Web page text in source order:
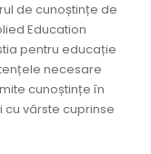
de cunoștințe de
Education
pentru educație
necesare
cunoștințe în
vârste cuprinse